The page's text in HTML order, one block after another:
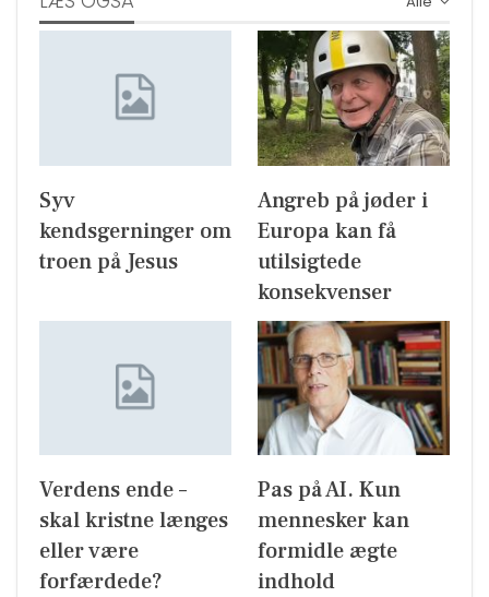
Syv
kendsgerninger om
troen på Jesus
Angreb på jøder i
Europa kan få
utilsigtede
konsekvenser
Verdens ende –
skal kristne længes
eller være
forfærdede?
Pas på AI. Kun
mennesker kan
formidle ægte
indhold